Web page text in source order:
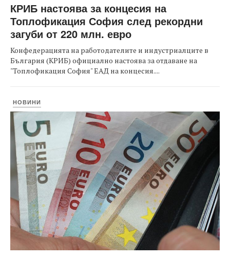
КРИБ настоява за концесия на
Топлофикация София след рекордни
загуби от 220 млн. евро
Конфедерацията на работодателите и индустриалците в
България (КРИБ) официално настоява за отдаване на
"Топлофикация София" ЕАД на концесия....
НОВИНИ